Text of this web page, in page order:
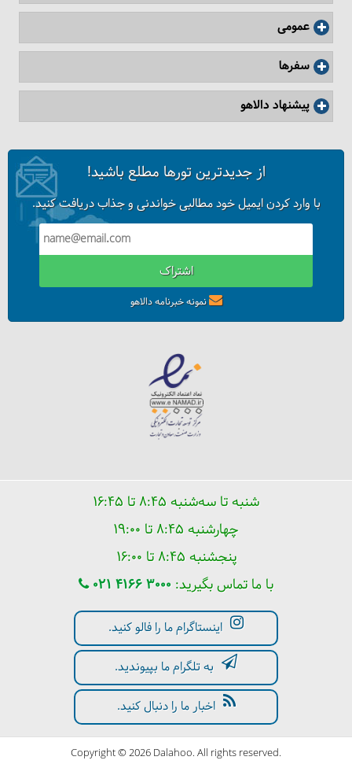
عمومی
سفرها
پیشنهاد دالاهو
از جدیدترین تورها مطلع باشید!
با وارد کردن ایمیل خود مطالبی خواندنی و جذاب دریافت کنید.
اشتراک
نمونه خبرنامه دالاهو
شنبه تا سه‌شنبه ۸:۴۵ تا ۱۶:۴۵
چهارشنبه ۸:۴۵ تا ۱۹:۰۰
پنجشنبه ۸:۴۵ تا ۱۶:۰۰
با ما تماس بگیرید: 021 4166 3000
اینستاگرام ما را فالو کنید.
به تلگرام ما بپیوندید.
اخبار ما را دنبال کنید.
Copyright © 2026 Dalahoo. All rights reserved.